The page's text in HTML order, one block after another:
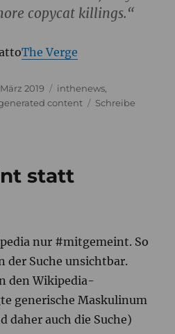
copycat killings.“
The Verge
März 2019 Kategorien
inthenews
content
Schreibe
statt
nur #mitgemeint. So
der Suche unsichtbar.
den Wikipedia-
generische Maskulinum
daher auch die Suche)